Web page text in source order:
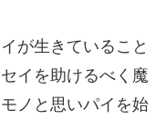
が生きていること
イを助けるべく魔
ノと思いパイを始